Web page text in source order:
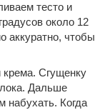
тесто и
около 12
аккуратно, чтобы
крема. Сгущенку
Дальше
набухать. Когда